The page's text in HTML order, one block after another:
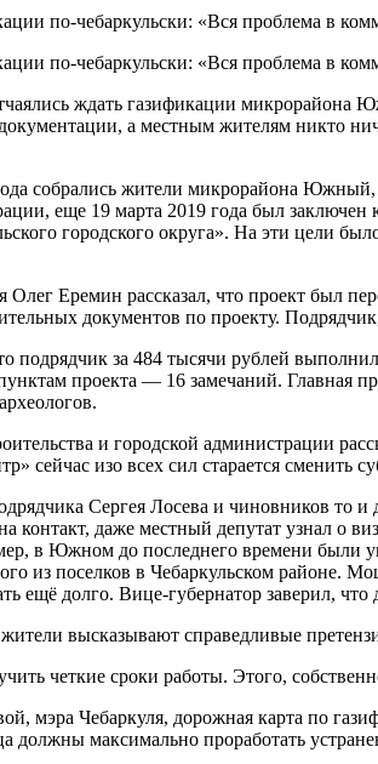
ждать газификации микрорайона
а местным жителям никто
собрались жители микрорайона Южный,
еще 19 марта 2019 года был заключен
городского округа». На эти цели
Олег Еремин рассказал, что проект был
документов по проекту.
подрядчик за 484 тысячи рублей
проекта — 16 замечаний. Главная
и городской администрации
сейчас изо всех сил старается сменить
Сергея Лосева и чиновников то
даже местный депутат узнал о
в Южном до последнего времени были
из поселков в Чебаркульском районе.
ещё долго. Вице-губернатор заверил, что
жители высказывают справедливые
четкие сроки работы. Этого,
мэра Чебаркуля, дорожная карта по
должны максимально проработать